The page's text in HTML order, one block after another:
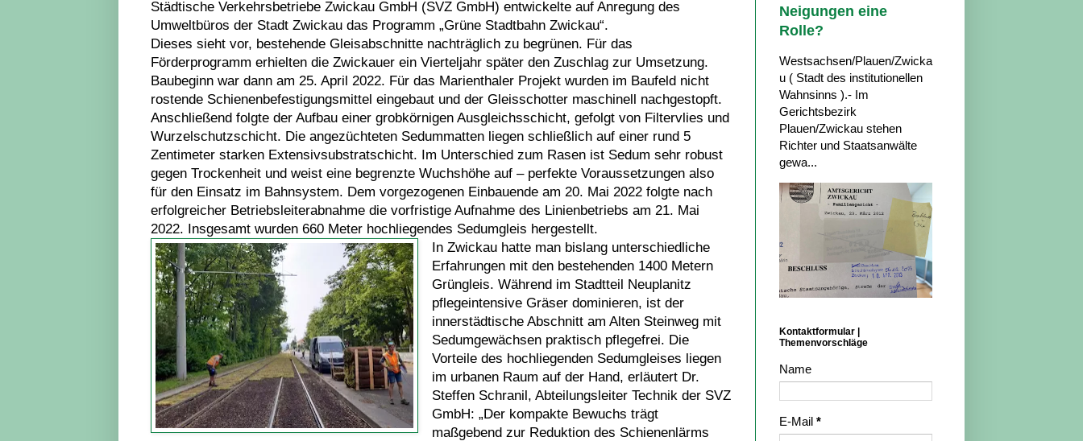
Städtische Verkehrsbetriebe Zwickau GmbH (SVZ GmbH) entwickelte auf Anregung des
Umweltbüros der Stadt Zwickau das Programm „Grüne Stadtbahn Zwickau“.
Dieses sieht vor, bestehende Gleisabschnitte nachträglich zu begrünen. Für das
Förderprogramm erhielten die Zwickauer ein Vierteljahr später den Zuschlag zur Umsetzung.
Baubeginn war dann am 25. April 2022. Für das Marienthaler Projekt wurden im Baufeld nicht
rostende Schienenbefestigungsmittel eingebaut und der Gleisschotter maschinell nachgestopft.
Anschließend folgte der Aufbau einer grobkörnigen Ausgleichsschicht, gefolgt von Filtervlies und
Wurzelschutzschicht. Die angezüchteten Sedummatten liegen schließlich auf einer rund 5
Zentimeter starken Extensivsubstratschicht. Im Unterschied zum Rasen ist Sedum sehr robust
gegen Trockenheit und weist eine begrenzte Wuchshöhe auf – perfekte Voraussetzungen also
für den Einsatz im Bahnsystem. Dem vorgezogenen Einbauende am 20. Mai 2022 folgte nach
erfolgreicher Betriebsleiterabnahme die vorfristige Aufnahme des Linienbetriebs am 21. Mai
2022. Insgesamt wurden 660 Meter hochliegendes Sedumgleis hergestellt.
In Zwickau hatte man bislang unterschiedliche
Erfahrungen mit den bestehenden 1400 Metern
Grüngleis. Während im Stadtteil Neuplanitz
pflegeintensive Gräser dominieren, ist der
innerstädtische Abschnitt am Alten Steinweg mit
Sedumgewächsen praktisch pflegefrei. Die
Vorteile des hochliegenden Sedumgleises liegen
im urbanen Raum auf der Hand, erläutert Dr.
Steffen Schranil, Abteilungsleiter Technik der SVZ
GmbH: „Der kompakte Bewuchs trägt
maßgebend zur Reduktion des Schienenlärms
Neigungen eine
Rolle?
Westsachsen/Plauen/Zwicka
u ( Stadt des institutionellen
Wahnsinns ).- Im
Gerichtsbezirk
Plauen/Zwickau stehen
Richter und Staatsanwälte
gewa...
Kontaktformular |
Themenvorschläge
Name
E-Mail *